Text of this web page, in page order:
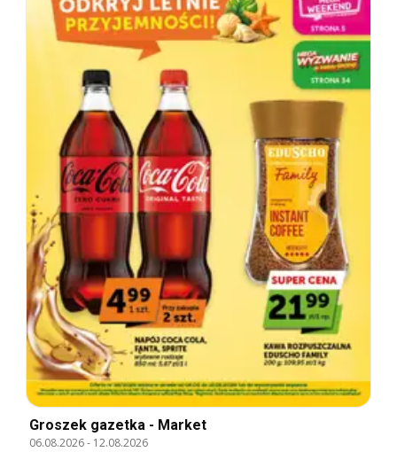
Groszek gazetka - Market
06.08.2026- 12.08.2026